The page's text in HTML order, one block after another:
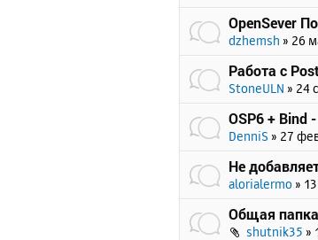
OpenSever
dzhemsh » 26
Работа с
StoneULN » 24
OSP6 + Bind
DenniS » 27
Не
alorialermo »
Общая
shutnik35 »